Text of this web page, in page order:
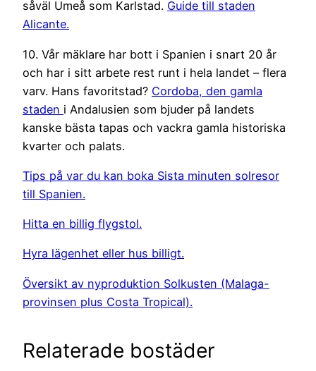
såväl Umeå som Karlstad. Guide till staden
Alicante.
10. Vår mäklare har bott i Spanien i snart 20 år
och har i sitt arbete rest runt i hela landet – flera
varv. Hans favoritstad? Cordoba, den gamla
staden i Andalusien som bjuder på landets
kanske bästa tapas och vackra gamla historiska
kvarter och palats.
Tips på var du kan boka Sista minuten solresor
till Spanien.
Hitta en billig flygstol.
Hyra lägenhet eller hus billigt.
Översikt av nyproduktion Solkusten (Malaga-
provinsen plus Costa Tropical).
Relaterade bostäder